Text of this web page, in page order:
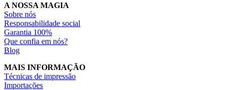
A NOSSA MAGIA
Sobre nós
Responsabilidade social
Garantia 100%
Que confia em nós?
Blog
MAIS INFORMAÇÃO
Técnicas de impressão
Importações